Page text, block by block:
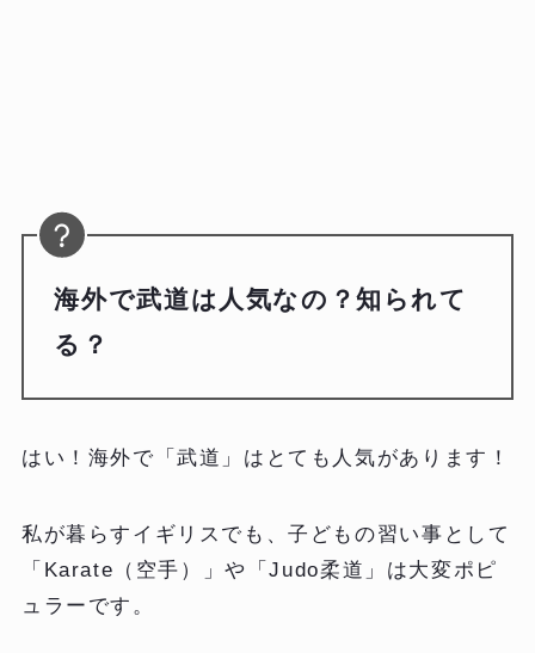
海外で武道は人気なの？知られて
る？
はい！海外で「武道」はとても人気があります！
私が暮らすイギリスでも、子どもの習い事として
「Karate（空手）」や「Judo柔道」は大変ポピ
ュラーです。